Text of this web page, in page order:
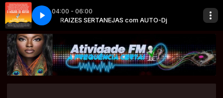
04:00 - 06:00
AUTO-Dj RAIZES SERTANEJAS com AUTO-Dj
& Niltinho Mágoas de Boiadeiro-Tibagi & Niltinho
AUTO-Dj PLAYLIST ATIVIDADE com AUTO-Dj